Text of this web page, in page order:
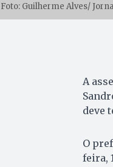
Guilherme Alves/
A
deve
O
feira,